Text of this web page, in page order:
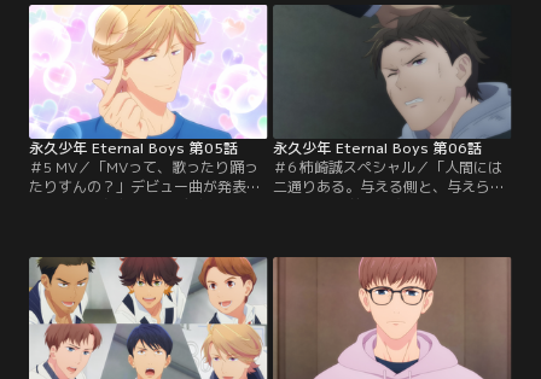
ぐレッスンの日々。永久少年は話題
作りのために国民的アイドル
「Gentlemen」の踊ってみた動画に
挑戦することに。しかし、つい弱音
を吐く真田を、石田は厳しく責め
る。
後に控えたある日、真田は柿崎に呼
び出され居酒屋「しょっぺえ」で酒
を飲み交わし、連れられるままに夜
の公園へ足を運ぶ。そこにはひとり
ダンスの練習に励んでいる石田の姿
永久少年 Eternal Boys 第05話
＃5 MV／「MVって、歌ったり踊っ
たりすんの？」デビュー曲が発表さ
れ湧き立つ永久少年！デビューへ向
り出すために満プロの人気子役・宇
喜多蓮とぺぺちゃんを登場させた
MVの制作を決める。しかし、蓮が
MVへの出演を拒否し、現場は騒然
となる。さらにペペちゃんがスタジ
オを脱走してしまい…！？
永久少年 Eternal Boys 第06話
＃6 柿崎誠スペシャル／「人間には
二通りある。与える側と、与えられ
る側」22年前、新宿歌舞伎町の裏路
た。しかし、心の支えであった母の
死をきっかけに、充実した日々を送
っていた柿崎の心に隙間が生まれて
いた。ある日、柿崎は満プロの社
長・福子からある提案を受ける。